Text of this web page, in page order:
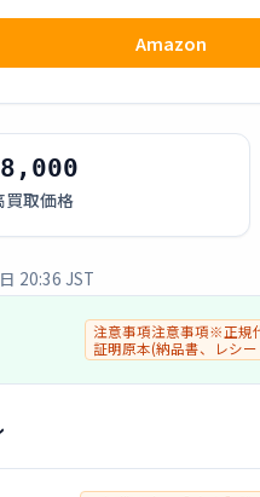
Amazon
買取価格
20:36 JST
注意事項注意事項※正規
証明原本(納品書、レシ
が必要となります。